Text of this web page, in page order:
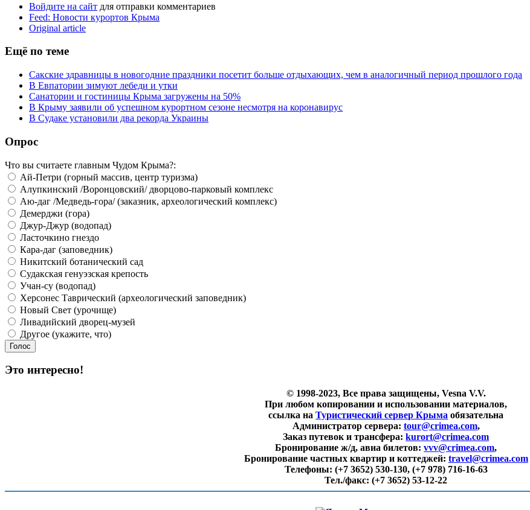
Войдите на сайт для отправки комментариев
Feed: Новости курортов Крыма
Original article
Ещё по теме
Сакские здравницы в новогодние праздники посетит больше отдыхающих, чем в аналогичный период прошлого года
В Евпатории зимуют лебеди и утки
Санатории и гостиницы Крыма загружены на 50%
В Крыму заявили об успешном курортном сезоне несмотря на коронавирус
В Судаке установили два рекорда Украины
Опрос
Что вы считаете главным Чудом Крыма?:
Ай-Петри (горный массив, центр туризма)
Алупкинский /Воронцовский/ дворцово-парковый комплекс
Аю-даг /Медведь-гора/ (заказник, археологический комплекс)
Демерджи (гора)
Джур-Джур (водопад)
Ласточкино гнездо
Кара-даг (заповедник)
Никитский ботанический сад
Судакская генуэзская крепость
Учан-су (водопад)
Херсонес Таврический (археологический заповедник)
Новый Свет (урочище)
Ливадийский дворец-музей
Другое (укажите, что)
Это интересно!
© 1998-2023, Все права защищены, Vesna V.V.
При любом копировании и использовании материалов,
ссылка наТуристический сервер Крыма обязательна
Администратор сервера: tour@crimea.com,
Заказ путевок и трансфера:kurort@crimea.com
Бронирование ж/д, авиа билетов:vvv@crimea.com,
Бронирование частных квартир и коттеджей: travel@crimea.com
Телефоны: (+7 3652) 530-130, (+7 978) 716-16-63
Тел./факс:(+7 3652) 53-12-22